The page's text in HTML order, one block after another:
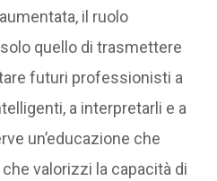
il ruolo
quello di trasmettere
futuri professionisti a
a interpretarli e a
un’educazione che
valorizzi la capacità di